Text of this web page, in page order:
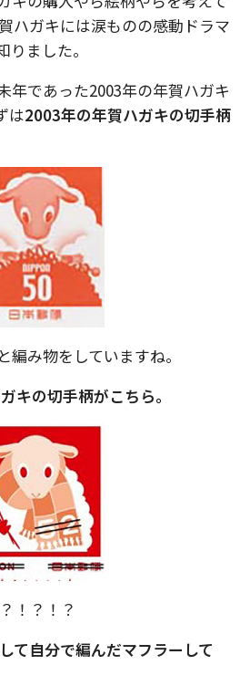
ハガキには涙ものの感動ドラマ
ました。
年であった2003年の年賀ハガキ
は2003年の年賀ハガキの切手柄
み物をしていますね。
キの切手柄がこちら。
！？！？
て自分で編んだマフラーして